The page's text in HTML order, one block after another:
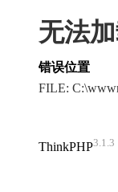
无法
错误位置
FILE:
ThinkPHP3.1.3